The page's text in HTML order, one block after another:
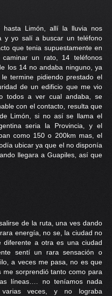
hasta Limón, allí la lluvia nos
y yo salí a buscar un teléfono
que tenia supuestamente en
un rato, 14 teléfonos
los 14 no andaba ninguno, ya
termine pidiendo prestado el
de un edificio que me vio
todos a ver cual andaba, se
con el contacto, resulta que
Limón, si no así se llama el
seria la Provincia, y el
como 150 o 200km mas, el
ubicar ya que el no disponía
llegara a Guapiles, así que
de la ruta, una ves dando
energía, no se, la ciudad no
a otra es una ciudad
sentí un rara sensación o
a veces me pasa, no es que
sorprendió tanto como para
líneas…. no teníamos nada
veces, y no lograba